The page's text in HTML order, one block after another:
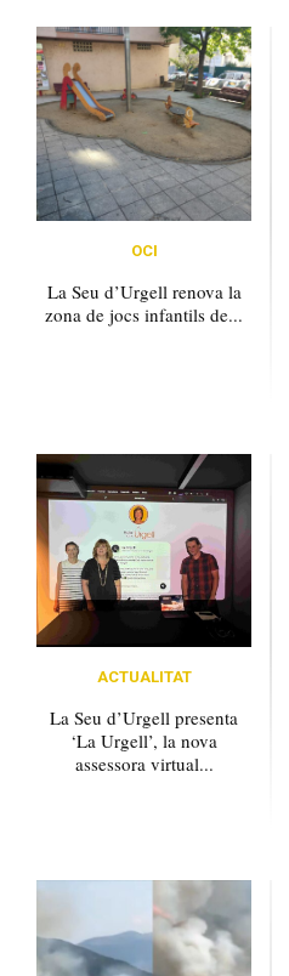
OCI
La Seu d’Urgell renova la
zona de jocs infantils de...
ACTUALITAT
La Seu d’Urgell presenta
‘La Urgell’, la nova
assessora virtual...